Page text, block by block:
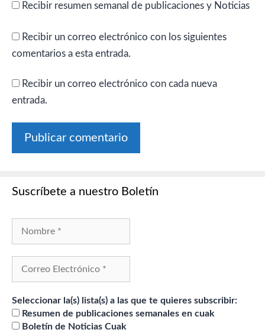
Recibir resumen semanal de publicaciones y Noticias
Recibir un correo electrónico con los siguientes
comentarios a esta entrada.
Recibir un correo electrónico con cada nueva
entrada.
Suscríbete a nuestro Boletín
Seleccionar la(s) lista(s) a las que te quieres subscribir:
Resumen de publicaciones semanales en cuak
Boletín de Noticias Cuak